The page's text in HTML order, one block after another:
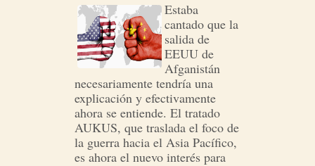
Estaba
cantado que la
salida de
EEUU de
Afganistán
necesariamente tendría una
explicación y efectivamente
ahora se entiende. El tratado
AUKUS, que traslada el foco de
la guerra hacia el Asia Pacífico,
es ahora el nuevo interés para